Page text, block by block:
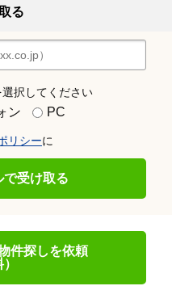
る
択してください
ン PC
リシーに
で受け取る
件探しを依頼